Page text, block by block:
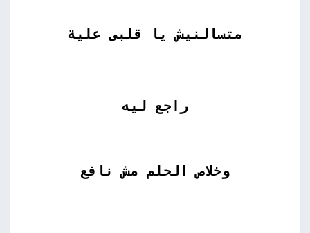
متسالنيش يا قلبى علية
راجع ليه
وخلاص الحلم مش نافع